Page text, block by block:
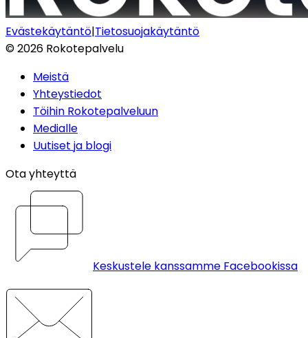
Evästekäytäntö|Tietosuojakäytäntö
©2026 Rokotepalvelu
Meistä
Yhteystiedot
Töihin Rokotepalveluun
Medialle
Uutiset ja blogi
Ota yhteyttä
Keskustele kanssamme Facebookissa